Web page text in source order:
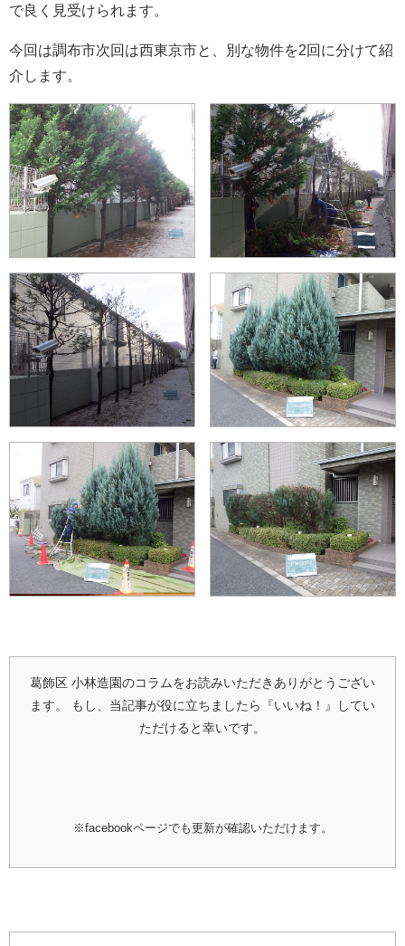
で良く見受けられます。
今回は調布市次回は西東京市と、別な物件を2回に分けて紹
介します。
葛飾区 小林造園のコラムをお読みいただきありがとうござい
ます。
もし、当記事が役に立ちましたら『いいね！』してい
ただけると幸いです。
※facebookページでも更新が確認いただけます。